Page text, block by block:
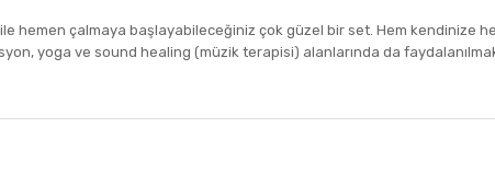
ile hemen çalmaya başlayabileceğiniz çok güzel bir set. Hem kendinize
yoga ve sound healing (müzik terapisi) alanlarında da